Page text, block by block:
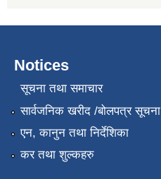
Notices
सूचना तथा समाचार
सार्वजनिक खरीद /बोलपत्र सूचना
एन, कानुन तथा निर्देशिका
कर तथा शुल्कहरु